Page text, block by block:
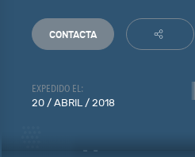
CONTACTA
EXPEDIDO EL:
20 / ABRIL / 2018